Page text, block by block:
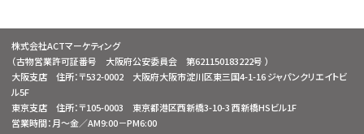
株式会社ACTマーケティング
（古物営業許可証番号 大阪府公安委員会 第621150183222号 ）
大阪支店 住所：〒532-0002 大阪府大阪市淀川区東三国4-1-16 ジャパンクリエイトビ
ル5F
東京支店 住所：〒105-0003 東京都港区西新橋3-10-3 西新橋HSビル1F
営業時間：月～金／AM9:00－PM6:00